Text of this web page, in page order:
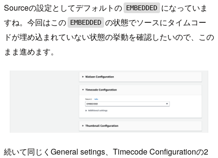
Sourceの設定としてデフォルトの EMBEDDED になっていま
すね。今回はこの EMBEDDED の状態でソースにタイムコー
ドが埋め込まれていない状態の挙動を確認したいので、この
まま進めます。
続いて同じくGeneral setings、Timecode Configurationの2